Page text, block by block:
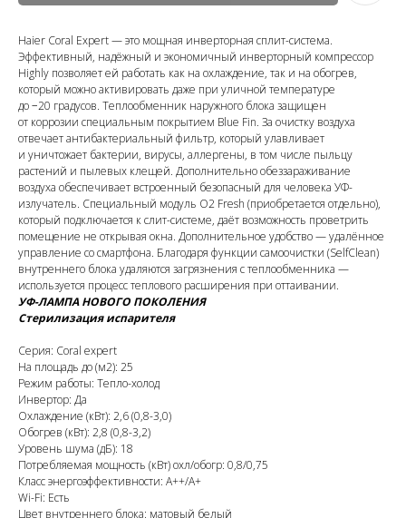
Haier Coral Expert — это мощная инверторная сплит-система.
Эффективный, надёжный и экономичный инверторный компрессор
Highly позволяет ей работать как на охлаждение, так и на обогрев,
который можно активировать даже при уличной температуре
до −20 градусов. Теплообменник наружного блока защищен
от коррозии специальным покрытием Blue Fin. За очистку воздуха
отвечает антибактериальный фильтр, который улавливает
и уничтожает бактерии, вирусы, аллергены, в том числе пыльцу
растений и пылевых клещей. Дополнительно обеззараживание
воздуха обеспечивает встроенный безопасный для человека УФ-
излучатель. Специальный модуль O2 Fresh (приобретается отдельно),
который подключается к слит-системе, даёт возможность проветрить
помещение не открывая окна. Дополнительное удобство — удалённое
управление со смартфона. Благодаря функции самоочистки (SelfClean)
внутреннего блока удаляются загрязнения с теплообменника —
используется процесс теплового расширения при оттаивании.
УФ-ЛАМПА НОВОГО ПОКОЛЕНИЯ
Стерилизация испарителя
Серия: Coral expert
На площадь до (м2): 25
Режим работы: Тепло-холод
Инвертор: Да
Охлаждение (кВт): 2,6 (0,8-3,0)
Обогрев (кВт): 2,8 (0,8-3,2)
Уровень шума (дБ): 18
Потребляемая мощность (кВт) охл/обогр: 0,8/0,75
Класс энергоэффективности: A++/A+
Wi-Fi: Есть
Цвет внутреннего блока: матовый белый